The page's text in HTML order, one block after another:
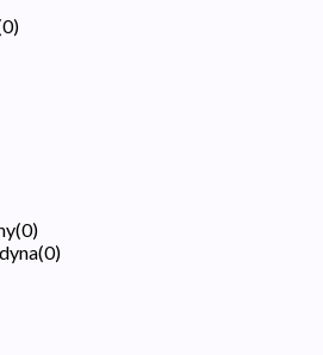
0)
(0)
(0)